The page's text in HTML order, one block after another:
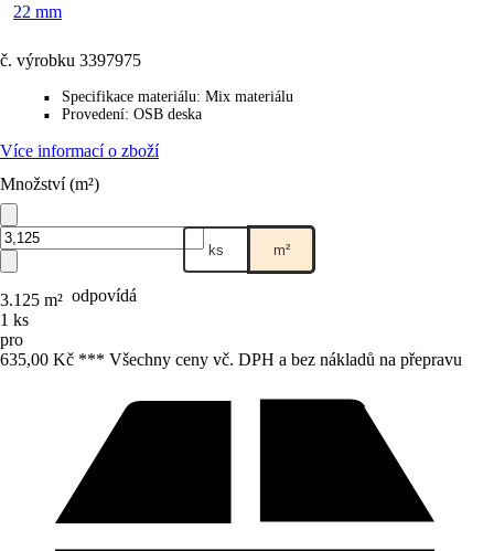
22 mm
č. výrobku 3397975
■ Specifikace materiálu: Mix materiálu
■ Provedení: OSB deska
Více informací o zboží
Množství (m²)
ks m²
3.125 m² odpovídá
1 ks
pro
635,00 Kč *** Všechny ceny vč. DPH a bez nákladů na přepravu